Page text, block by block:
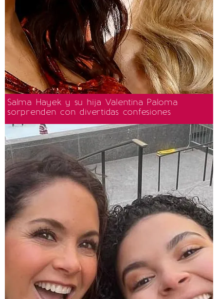
Salma Hayek y su hija Valentina Paloma
sorprenden con divertidas confesiones